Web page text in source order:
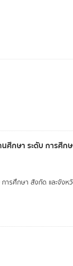
ศึกษา ระดับ การศึก
การศึกษา สังกัด และจังห